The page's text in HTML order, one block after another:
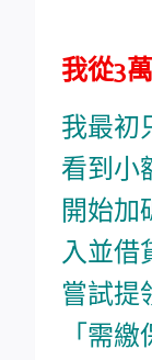
我從3
我最初
看到小
開始加
入並借
嘗試提
「需